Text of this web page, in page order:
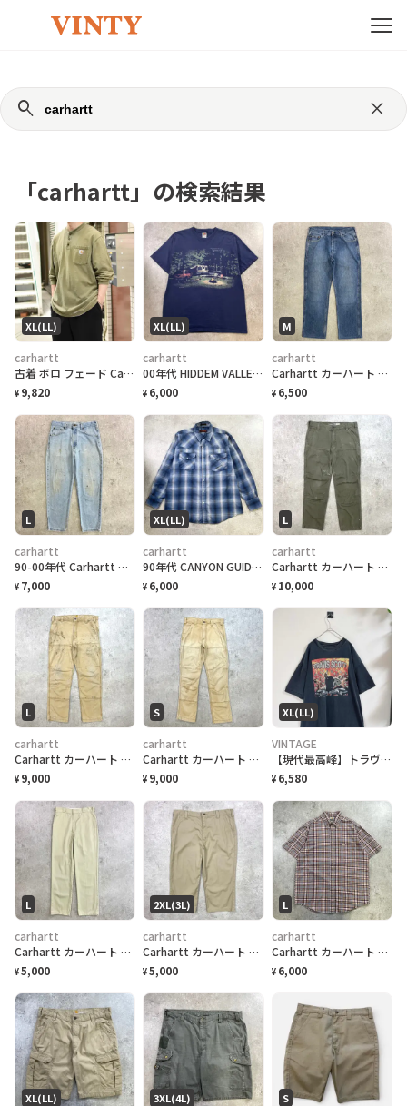
search close
「carhartt」の検索結果
XL(LL)
carhartt
古着 ボロ フェード Carhartt ロンＴ 長袖Tシャツ ダメージ ポケット
¥ 9,820
XL(LL)
carhartt
00年代 HIDDEM VALLEY RV RESORT キャンプ プリントTシャツ メンズXL 古着 00s Y2K VINTAGE ヴィンテージ スーベニア RVキャンプ ミルトン ウィスコンシン 紺色
¥ 6,000
M
carhartt
Carhartt カーハート WESTERN PANT ウエスタンパンツ 5ポケット デニムパンツ メンズW32 古着 ワークパンツ 青色
¥ 6,500
L
carhartt
90-00年代 Carhartt カーハート リアルペイント ペンキ デニムパンツ 5ポケット デニムパンツ メンズW34 古着 アメカジ ワークパンツ 青色
¥ 7,000
XL(LL)
carhartt
90年代 CANYON GUIDE OUTFITTERS オンブレチェック ウエスタンシャツ メンズXL 古着 90s VINTAGE ヴィンテージ ダブルポケット スナップボタン
¥ 6,000
L
carhartt
Carhartt カーハート RELAXED FIT ダブルニー ワークパンツ メンズW35 古着 オリーブグリーン
¥ 10,000
L
carhartt
Carhartt カーハート RELAXED FIT ダブルニー ワークパンツ ペインターパンツ メンズW34 古着
¥ 9,000
S
carhartt
Carhartt カーハート RELAXED FIT ダブルニー ワークパンツ ペインターパンツ メンズW30 古着
¥ 9,000
XL(LL)
VINTAGE
【現代最高峰】トラヴィススコット TRAVIS SCOTT ラップT 墨黒
¥ 6,580
L
carhartt
Carhartt カーハート MASTER PANT ワークパンツ メンズW34 古着 アメカジ マスターパンツ ライトベージュ
¥5,000
2XL(3L)
carhartt
Carhartt カーハート ワークパンツ メンズW40 古着 アメカジ Blended Twill Pant カーキベージュ
¥5,000
L
carhartt
Carhartt カーハート チェック柄 半袖シャツ メンズL~XL相当 古着 アメカジ B.D. ボタンダウンシャツ 胸ポケ付 レッド ネイビー ベージュ ホワイト
¥ 6,000
XL(LL) 3XL(4L) S